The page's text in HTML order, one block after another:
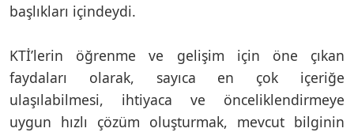
başlıkları içindeydi.
KTİ’lerin öğrenme ve gelişim için öne çıkan
faydaları olarak, sayıca en çok içeriğe
ulaşılabilmesi, ihtiyaca ve önceliklendirmeye
uygun hızlı çözüm oluşturmak, mevcut bilginin